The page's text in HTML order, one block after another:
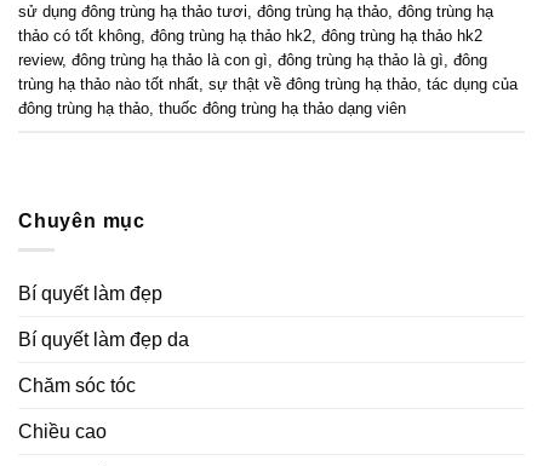
sử dụng đông trùng hạ thảo tươi đông trùng hạ thảo đông trùng hạ
thảo có tốt không đông trùng hạ thảo hk2 đông trùng hạ thảo hk2
review, đông trùng hạ thảo là con gì đông trùng hạ thảo là gì đông
trùng hạ thảo nào tốt nhất sự thật về đông trùng hạ thảo tác dụng của
đông trùng hạ thảo thuốc đông trùng hạ thảo dạng viên
Chuyên mục
Bí quyết làm đẹp
Bí quyết làm đẹp da
Chăm sóc tóc
Chiều cao